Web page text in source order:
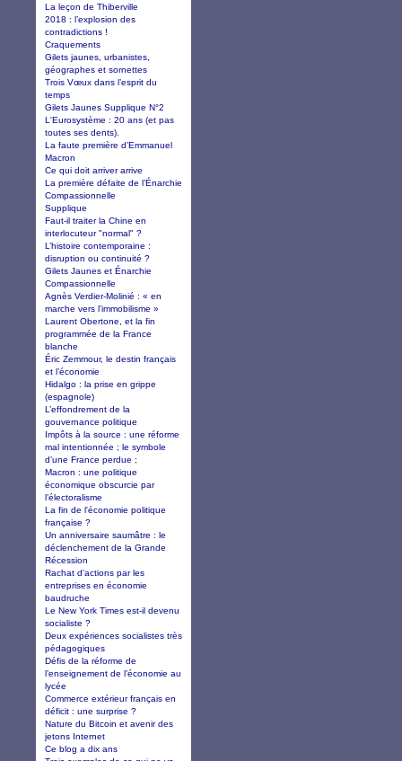
La leçon de Thiberville
2018 : l’explosion des
contradictions !
Craquements
Gilets jaunes, urbanistes,
géographes et sornettes
Trois Vœux dans l’esprit du
temps
Gilets Jaunes Supplique N°2
L'Eurosystème : 20 ans (et pas
toutes ses dents).
La faute première d’Emmanuel
Macron
Ce qui doit arriver arrive
La première défaite de l’Énarchie
Compassionnelle
Supplique
Faut-il traiter la Chine en
interlocuteur "normal" ?
L’histoire contemporaine :
disruption ou continuité ?
Gilets Jaunes et Énarchie
Compassionnelle
Agnès Verdier-Molinié : « en
marche vers l’immobilisme »
Laurent Obertone, et la fin
programmée de la France
blanche
Éric Zemmour, le destin français
et l’économie
Hidalgo : la prise en grippe
(espagnole)
L’effondrement de la
gouvernance politique
Impôts à la source : une réforme
mal intentionnée ; le symbole
d’une France perdue ;
Macron : une politique
économique obscurcie par
l’électoralisme
La fin de l'économie politique
française ?
Un anniversaire saumâtre : le
déclenchement de la Grande
Récession
Rachat d’actions par les
entreprises en économie
baudruche
Le New York Times est-il devenu
socialiste ?
Deux expériences socialistes très
pédagogiques
Défis de la réforme de
l’enseignement de l’économie au
lycée
Commerce extérieur français en
déficit : une surprise ?
Nature du Bitcoin et avenir des
jetons Internet
Ce blog a dix ans